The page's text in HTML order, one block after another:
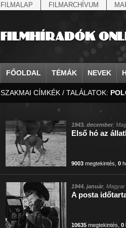
FILMALAP FILMARCHÍVUM
FŐOLDAL TÉMÁK NEVEK
agrárium
államfő
államosítás
Állatkert
állatvilág
amerikai
Anschluss
antant
antant
IV. Béla, magyar királ...
Aarons-Hughes, Ruth
Abe Nobuyuki
Aczél György
Aczél Ilona
Ádám Zoltán
Ady Endre
Agárdi Gábor
Ágotai Géza, dr.
Aarau
Abapuszta
Abony
Ácsteszér
Addisz-Abeba
Adony
Adua
Afrika
SZAKMAI CÍMKÉK / TALÁLATOK:
1943. december,
Első hó az
9003megtekintés 0
1944. január, Magyar
A posta
10635megtekintés 0